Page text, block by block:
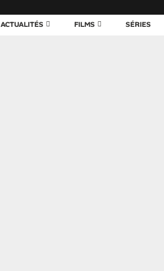
ACTUALITÉS FILMS SÉRIES